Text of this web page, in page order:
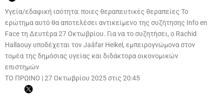
Υγεία/εδαφική ισότητα: ποιες θεραπευτικές θεραπείες Το
ερώτημα αυτό θα αποτελέσει αντικείμενο της συζήτησης Info en
Face τη Δευτέρα 27 Οκτωβρίου. Για να το συζητήσει, ο Rachid
Hallaouy υποδέχεται τον Jaâfar Heikel, εμπειρογνώμονα στον
τομέα της δημόσιας υγείας και διδάκτορα οικονομικών
επιστημών
ΤΟ ΠΡΩΙΝΟ |27 Οκτωβρίου 2025 στις 20:45